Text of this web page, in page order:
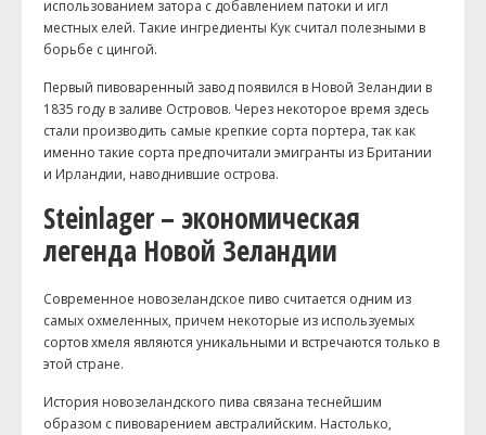
использованием затора с добавлением патоки и игл
местных елей. Такие ингредиенты Кук считал полезными в
борьбе с цингой.
Первый пивоваренный завод появился в Новой Зеландии в
1835 году в заливе Островов. Через некоторое время здесь
стали производить самые крепкие сорта портера, так как
именно такие сорта предпочитали эмигранты из Британии
и Ирландии, наводнившие острова.
Steinlager – экономическая
легенда Новой Зеландии
Современное новозеландское пиво считается одним из
самых охмеленных, причем некоторые из используемых
сортов хмеля являются уникальными и встречаются только в
этой стране.
История новозеландского пива связана теснейшим
образом с пивоварением австралийским. Настолько,